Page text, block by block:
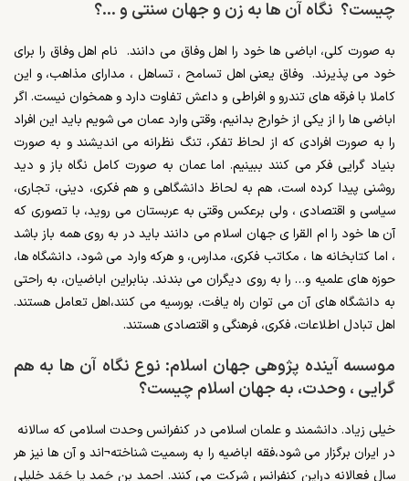
چیست؟ نگاه آن ها به زن و جهان سنتی و …؟
به صورت کلی، اباضی ها خود را اهل وفاق می دانند. نام اهل وفاق را برای
خود می پذیرند. وفاق یعنی اهل تسامح ، تساهل ، مدارای مذاهب، و این
کاملا با فرقه های تندرو و افراطی و داعش تفاوت دارد و همخوان نیست. اگر
اباضی ها را از یکی از خوارج بدانیم، وقتی وارد عمان می شویم باید این افراد
را به صورت افرادی که از لحاظ تفکر، تنگ نظرانه می اندیشند و به صورت
بنیاد گرایی فکر می کنند ببینیم. اما عمان به صورت کامل نگاه باز و دید
روشنی پیدا کرده است، هم به لحاظ دانشگاهی و هم فکری، دینی، تجاری،
سیاسی و اقتصادی ، ولی برعکس وقتی به عربستان می روید، با تصوری که
آن ها خود را ام القرا ی جهان اسلام می دانند باید در به روی همه باز باشد
، اما کتابخانه ها ، مکاتب فکری، مدارس، و هرکه وارد می شود، دانشگاه ها،
حوزه های علمیه و… را به روی دیگران می بندند. بنابراین اباضیان، به راحتی
به دانشگاه های آن می توان راه یافت، بورسیه می کنند،اهل تعامل هستند.
اهل تبادل اطلاعات، فکری، فرهنگی و اقتصادی هستند.
موسسه آینده پژوهی جهان اسلام: نوع نگاه آن ها به هم
گرایی ، وحدت، به جهان اسلام چیست؟
خیلی زیاد. دانشمند و علمان اسلامی در کنفرانس وحدت اسلامی که سالانه
در ایران برگزار می شود،فقه اباضیه را به رسمیت شناخته¬اند و آن ها نیز هر
سال فعالانه دراین کنفرانس شرکت می کنند. احمد بن حَمد یا حَمَد خلیلی